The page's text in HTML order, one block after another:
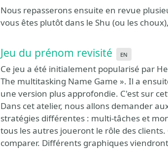
Nous repasserons ensuite en revue
vous êtes plutôt dans le Shu (ou les
Jeu du prénom revisité en
Ce jeu a été initialement popularisé par
The multitasking Name Game ». Il a
une version plus approfondie. C'est sur
Dans cet atelier, nous allons demander
stratégies différentes : multi-tâches et
tous les autres joueront le rôle des
comparer. Différents graphiques